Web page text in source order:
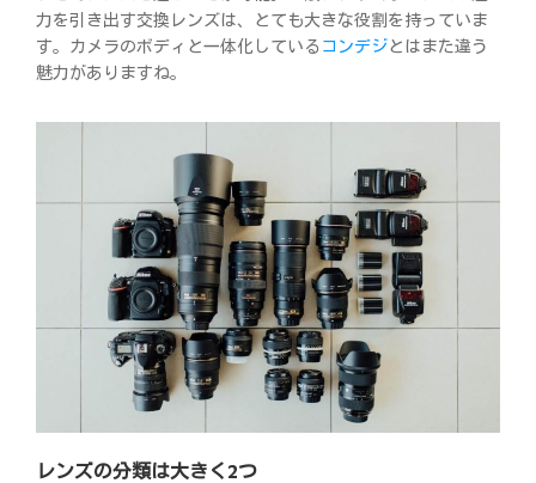
力を引き出す交換レンズは、とても大きな役割を持っていま
す。カメラのボディと一体化している コンデジとはまた違う
魅力がありますね。
レンズの分類は大きく2つ